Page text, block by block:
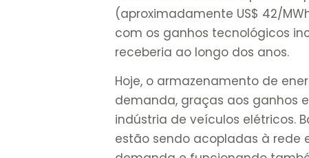
(aproximadamente US$ 42/
com os ganhos tecnológicos
receberia ao longo dos anos.
Hoje, o armazenamento de
demanda, graças aos ganhos
indústria de veículos elétricos.
estão sendo acopladas à rede